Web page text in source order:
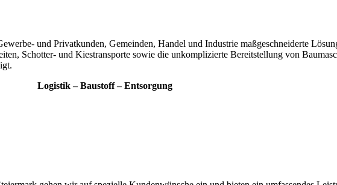
und Privatkunden, Gemeinden, Handel und Industrie maßgeschneiderte
Schotter- und Kiestransporte sowie die unkomplizierte Bereitstellung von
Logistik – Baustoff – Entsorgung